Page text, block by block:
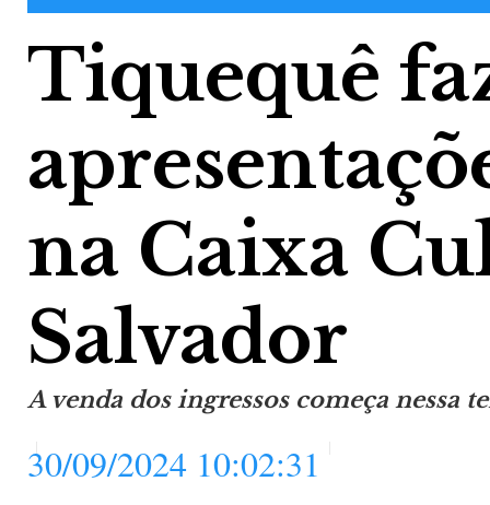
Tiquequê
na Caixa
Salvador
A venda dos ingressos começa nessa
30/09/2024 10:02:31